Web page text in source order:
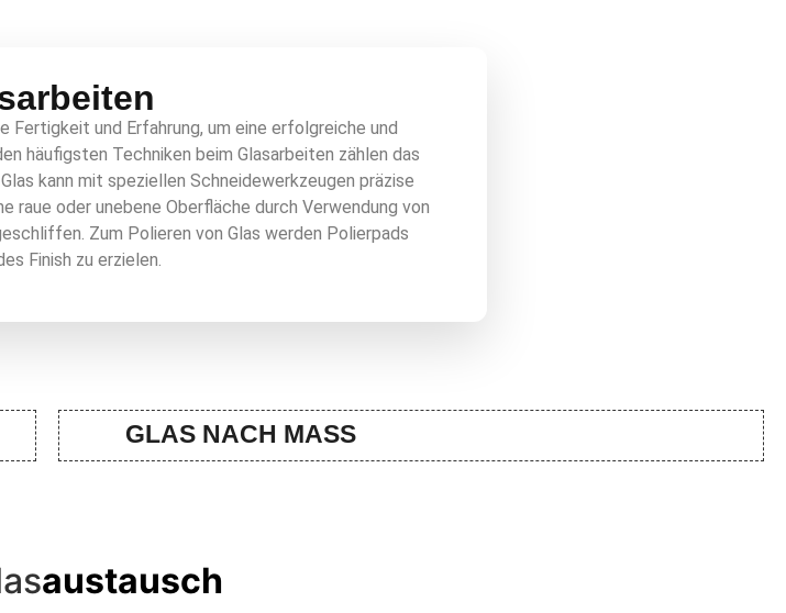
und Erfahrung, um eine erfolgreiche und
häufigsten Techniken beim Glasarbeiten zählen das
kann mit speziellen Schneidewerkzeugen präzise
raue oder unebene Oberfläche durch Verwendung von
Zum Polieren von Glas werden Polierpads
Finish zu erzielen.
GLAS NACH MASS
austausch